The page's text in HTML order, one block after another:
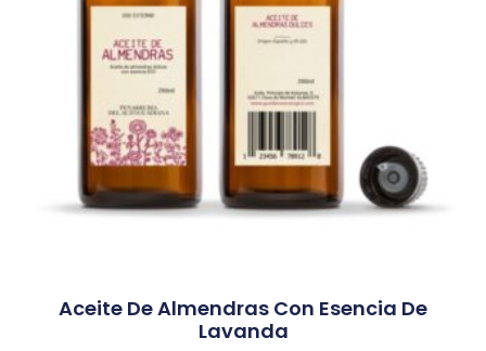
Aceite De Almendras Con Esencia De
Lavanda